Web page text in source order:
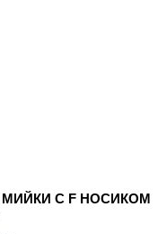
МИЙКИ С F НОСИКОМ